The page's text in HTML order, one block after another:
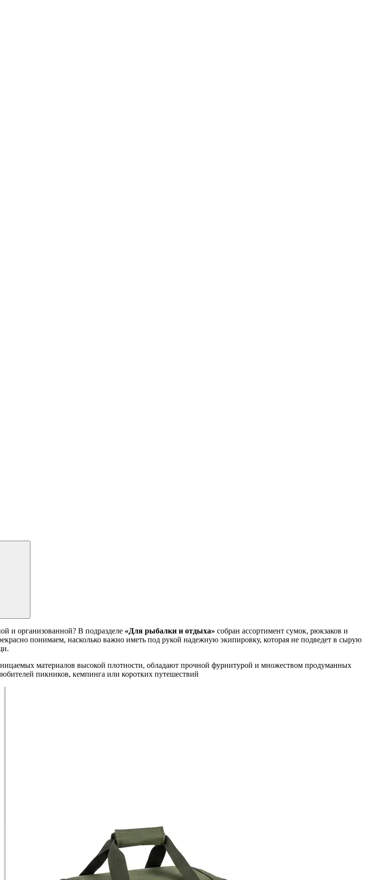
и организованной? В подразделе «Для рыбалки и отдыха» собран ассортимент сумок, рюкзаков и
понимаем, насколько важно иметь под рукой надежную экипировку, которая не подведет в сырую
материалов высокой плотности, обладают прочной фурнитурой и множеством продуманных
пикников, кемпинга или коротких путешествий